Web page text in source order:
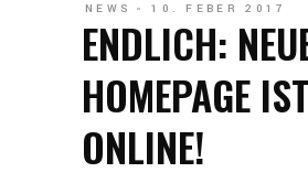
NEWS 10. FEBER 2017
ENDLICH:
HOMEPAGE IST
ONLINE!